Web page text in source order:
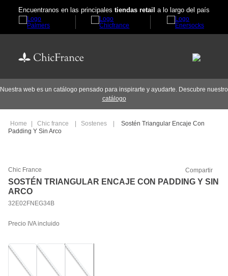
Encuentranos en las principales tiendas retail a lo largo del país
Nuestra web es un catálogo pensado para inspirarte y ayudarte. Descubre nuestro
catálogo
Chic france Sostenes
Sostén Triangular Encaje Con
Padding Y Sin Arco
Chic France Compartir
SOSTÉN TRIANGULAR ENCAJE CON PADDING Y SIN
ARCO
32E02FNEG34B
Precio IVA incluido